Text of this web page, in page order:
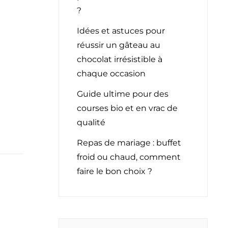
?
Idées et astuces pour
réussir un gâteau au
chocolat irrésistible à
chaque occasion
Guide ultime pour des
courses bio et en vrac de
qualité
Repas de mariage : buffet
froid ou chaud, comment
faire le bon choix ?